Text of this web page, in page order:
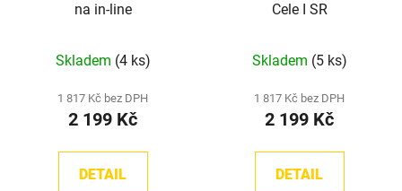
na in-line
Skladem (4 ks)
1 817 Kč bez DPH
2 199 Kč
DETAIL
Cele I SR
Skladem (5 ks)
1 817 Kč bez DPH
2 199 Kč
DETAIL